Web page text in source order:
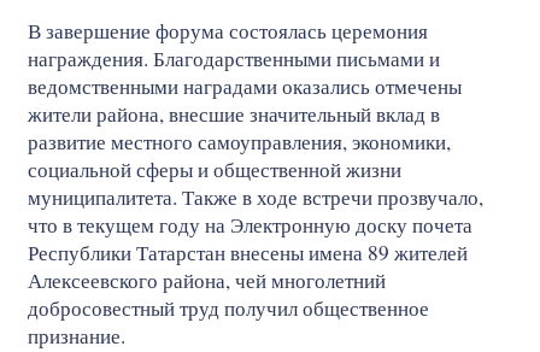
В завершение форума состоялась церемония
награждения. Благодарственными письмами и
ведомственными наградами оказались отмечены
жители района, внесшие значительный вклад в
развитие местного самоуправления, экономики,
социальной сферы и общественной жизни
муниципалитета. Также в ходе встречи прозвучало,
что в текущем году на Электронную доску почета
Республики Татарстан внесены имена 89 жителей
Алексеевского района, чей многолетний
добросовестный труд получил общественное
признание.